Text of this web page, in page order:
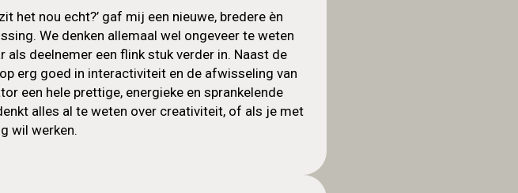
het nou echt?’ gaf mij een nieuwe, bredere èn
We denken allemaal wel ongeveer te weten
deelnemer een flink stuk verder in. Naast de
erg goed in interactiviteit en de afwisseling van
een hele prettige, energieke en sprankelende
alles al te weten over creativiteit, of als je met
wil werken.